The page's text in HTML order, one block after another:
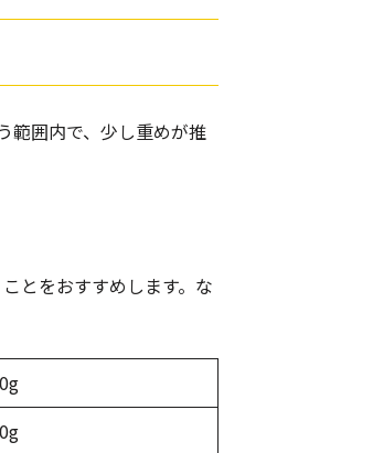
範囲内で、少し重めが推
とをおすすめします。な